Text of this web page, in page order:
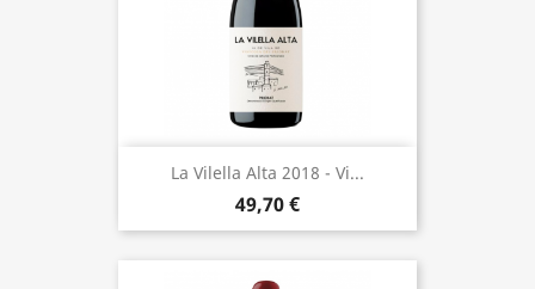
La Vilella Alta 2018 - Vi...
49,70 €